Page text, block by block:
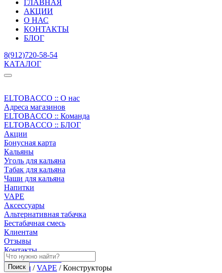
ГЛАВНАЯ
АКЦИИ
О НАС
КОНТАКТЫ
БЛОГ
8(912)720-58-54
КАТАЛОГ
ELTOBACCO :: О нас
Адреса магазинов
ELTOBACCO :: Команда
ELTOBACCO :: БЛОГ
Акции
Бонусная карта
Кальяны
Уголь для кальяна
Табак для кальяна
Чаши для кальяна
Напитки
VAPE
Аксессуары
Альтернативная табачка
Бестабачная смесь
Клиентам
Отзывы
Контакты
Личный кабинет
Главная /VAPE / Конструкторы